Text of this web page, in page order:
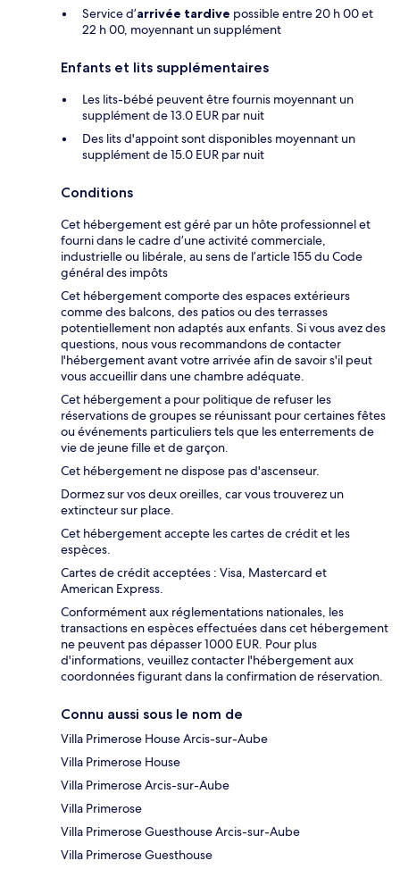
Service d’arrivée tardive possible entre 20 h 00 et
22 h 00, moyennant un supplément
Enfants et lits supplémentaires
Les lits-bébé peuvent être fournis moyennant un
supplément de 13.0 EUR par nuit
Des lits d'appoint sont disponibles moyennant un
supplément de 15.0 EUR par nuit
Conditions
Cet hébergement est géré par un hôte professionnel et
fourni dans le cadre d’une activité commerciale,
industrielle ou libérale, au sens de l’article 155 du Code
général des impôts
Cet hébergement comporte des espaces extérieurs
comme des balcons, des patios ou des terrasses
potentiellement non adaptés aux enfants. Si vous avez des
questions, nous vous recommandons de contacter
l'hébergement avant votre arrivée afin de savoir s'il peut
vous accueillir dans une chambre adéquate.
Cet hébergement a pour politique de refuser les
réservations de groupes se réunissant pour certaines fêtes
ou événements particuliers tels que les enterrements de
vie de jeune fille et de garçon.
Cet hébergement ne dispose pas d'ascenseur.
Dormez sur vos deux oreilles, car vous trouverez un
extincteur sur place.
Cet hébergement accepte les cartes de crédit et les
espèces.
Cartes de crédit acceptées : Visa, Mastercard et
American Express.
Conformément aux réglementations nationales, les
transactions en espèces effectuées dans cet hébergement
ne peuvent pas dépasser 1000 EUR. Pour plus
d'informations, veuillez contacter l'hébergement aux
coordonnées figurant dans la confirmation de réservation.
Connu aussi sous le nom de
Villa Primerose House Arcis-sur-Aube
Villa Primerose House
Villa Primerose Arcis-sur-Aube
Villa Primerose
Villa Primerose Guesthouse Arcis-sur-Aube
Villa Primerose Guesthouse